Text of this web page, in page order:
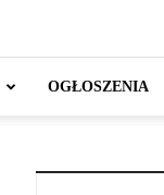
OGŁOSZENIA